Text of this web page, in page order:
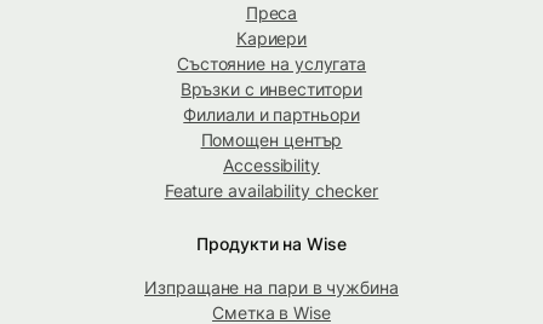
Преса
Кариери
Състояние на услугата
Връзки с инвеститори
Филиали и партньори
Помощен център
Accessibility
Feature availability checker
Продукти на Wise
Изпращане на пари в чужбина
Сметка в Wise